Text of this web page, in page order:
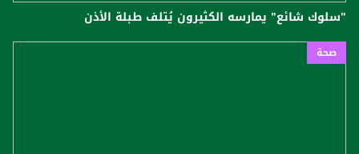
"سلوك شائع" يمارسه الكثيرون يُتلف طبلة الأذن
صحة